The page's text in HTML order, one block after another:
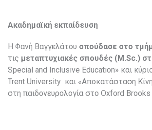
Aκαδημαϊκή εκπαίδευση
Η Φανή Βαγγελάτου σπούδασε στο
τις μεταπτυχιακές σπουδές (M .Sc.)
Special and Inclusive Education» και
Trent University ​και «Αποκατάσταση
στη παιδονευρολογία στο Oxford